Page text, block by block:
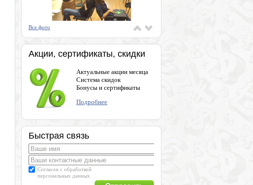
Все фото
Акции, сертификаты, скидки
Актуальные акции месяца
Система скидок
Бонусы и сертификаты
Подробнее
Быстрая связь